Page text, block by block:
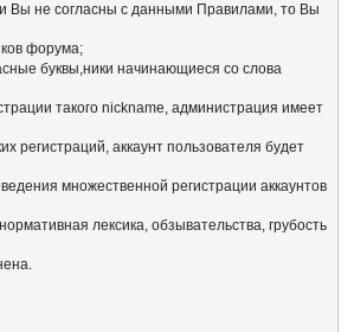
Вы не согласны с данными Правилами, то Вы
форума;
буквы,ники начинающиеся со словa
такого nickname, администрация имеет
регистраций, аккаунт пользователя будет
множественной регистрации аккаунтов
лексика, обзывательства, грубость